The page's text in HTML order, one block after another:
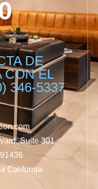
DE
CON EL
346-5337
Suite 301,
California